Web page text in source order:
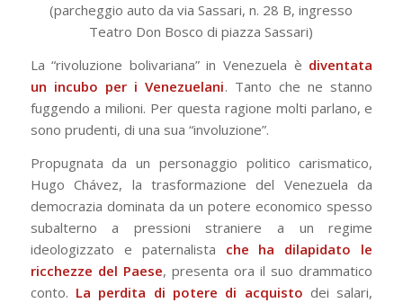
(parcheggio auto da via Sassari, n. 28 B, ingresso
Teatro Don Bosco di piazza Sassari)
La “rivoluzione bolivariana” in Venezuela è diventata
un incubo per i Venezuelani. Tanto che ne stanno
fuggendo a milioni. Per questa ragione molti parlano, e
sono prudenti, di una sua “involuzione”.
Propugnata da un personaggio politico carismatico,
Hugo Chávez, la trasformazione del Venezuela da
democrazia dominata da un potere economico spesso
subalterno a pressioni straniere a un regime
ideologizzato e paternalista che ha dilapidato le
ricchezze del Paese, presenta ora il suo drammatico
conto. La perdita di potere di acquisto dei salari,